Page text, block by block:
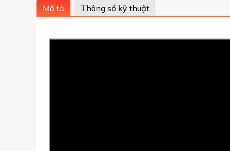
Mô tả Thông số kỹ thuật